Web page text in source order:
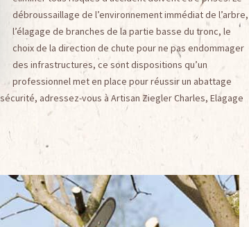
débroussaillage de l’environnement immédiat de l’arbre,
l’élagage de branches de la partie basse du tronc, le
choix de la direction de chute pour ne pas endommager
des infrastructures, ce sont dispositions qu’un
professionnel met en place pour réussir un abattage
adressez-vous à Artisan Ziegler Charles, Elagage